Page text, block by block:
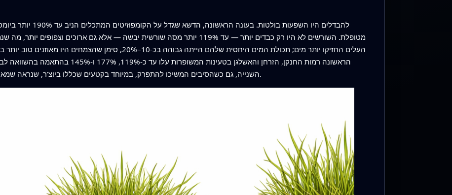
להבדלים היו השפעות
מטופלת. השורשים לא היו רק כבדים יותר — עד 119% יותר מסה שורשית יבשה — אלא גם
העלים החזיקו יותר מים; תכולת המים היחסית שלהם הייתה גבוהה בכ-
הראשונה רמות החנקן, הזרחן והאשלגן בטעינות
השנייה, גם כשהסיבים המשיכו להתפרק, במיוחד בקטעים שכללו ביוצ'ר, שנראה שמאריך את זמינות המזון והלחות סביב השורשים.